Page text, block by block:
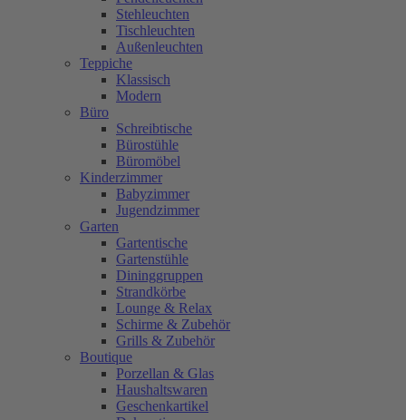
Stehleuchten
Tischleuchten
Außenleuchten
Teppiche
Klassisch
Modern
Büro
Schreibtische
Bürostühle
Büromöbel
Kinderzimmer
Babyzimmer
Jugendzimmer
Garten
Gartentische
Gartenstühle
Dininggruppen
Strandkörbe
Lounge & Relax
Schirme & Zubehör
Grills & Zubehör
Boutique
Porzellan & Glas
Haushaltswaren
Geschenkartikel